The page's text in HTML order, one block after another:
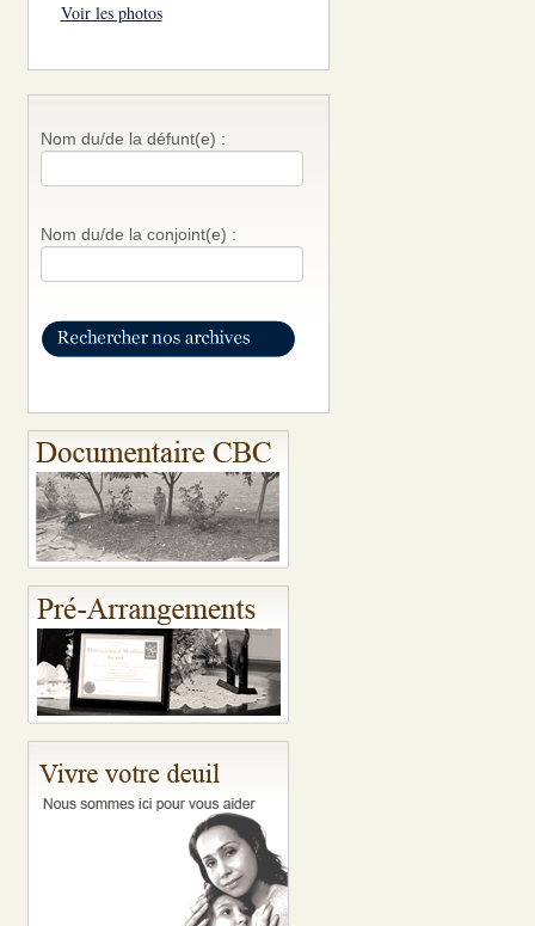
Voir les photos
Nom du/de la défunt(e) :
Nom du/de la conjoint(e) :